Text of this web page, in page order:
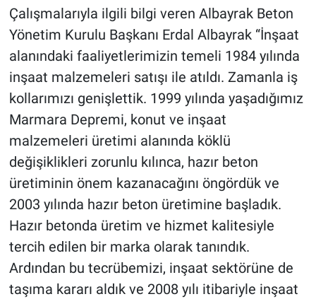
Çalışmalarıyla ilgili bilgi veren Albayrak Beton
Yönetim Kurulu Başkanı Erdal Albayrak “İnşaat
alanındaki faaliyetlerimizin temeli 1984 yılında
inşaat malzemeleri satışı ile atıldı. Zamanla iş
kollarımızı genişlettik. 1999 yılında yaşadığımız
Marmara Depremi, konut ve inşaat
malzemeleri üretimi alanında köklü
değişiklikleri zorunlu kılınca, hazır beton
üretiminin önem kazanacağını öngördük ve
2003 yılında hazır beton üretimine başladık.
Hazır betonda üretim ve hizmet kalitesiyle
tercih edilen bir marka olarak tanındık.
Ardından bu tecrübemizi, inşaat sektörüne de
taşıma kararı aldık ve 2008 yılı itibariyle inşaat